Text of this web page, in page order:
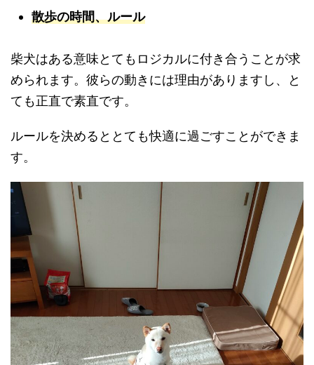
散歩の時間、ルール
柴犬はある意味とてもロジカルに付き合うことが求
められます。彼らの動きには理由がありますし、と
ても正直で素直です。
ルールを決めるととても快適に過ごすことができま
す。